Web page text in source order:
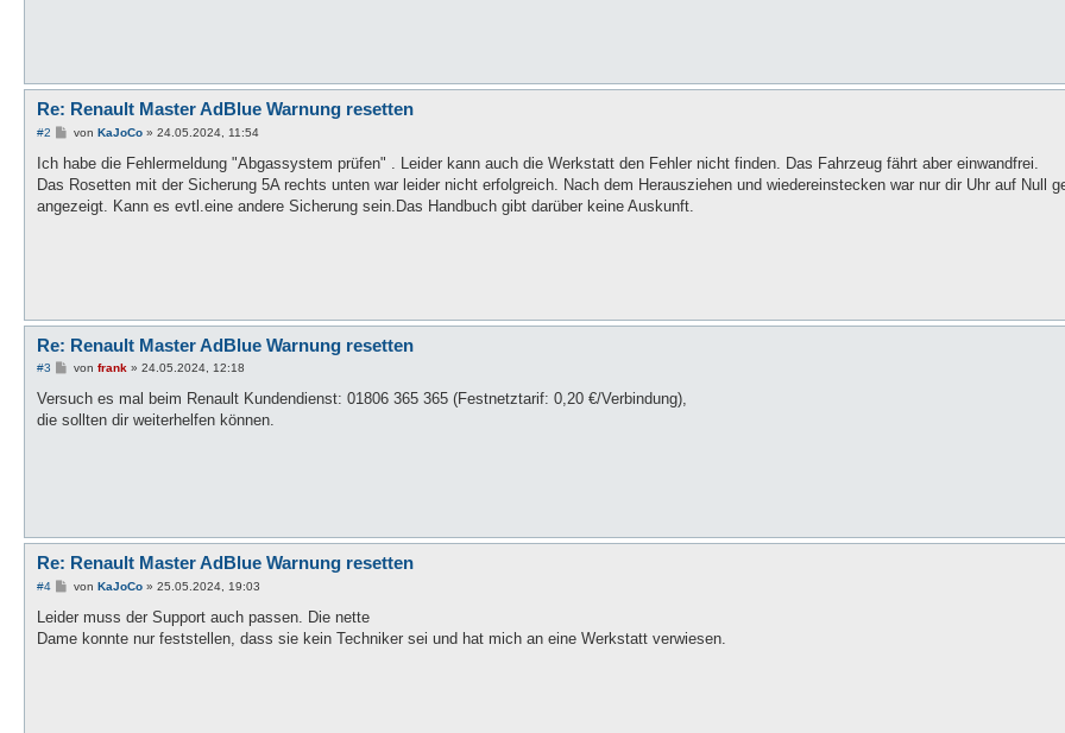
Re: Renault Master AdBlue Warnung resetten
#2
B
i
r
a
von KaJoCo» 24.05.2024, 11:54
Ich habe die Fehlermeldung "Abgassystem prüfen" . Leider kann auch die Werkstatt den Fehler nicht finden. Das Fahrzeug fährt aber einwandfrei.
Das Rosetten mit der Sicherung 5A rechts unten war leider nicht erfolgreich. Nach dem Herausziehen und wiedereinstecken war nur dir Uhr auf Null
angezeigt. Kann es evtl.eine andere Sicherung sein.Das Handbuch gibt darüber keine Auskunft.
Re: Renault Master AdBlue Warnung resetten
#3
B
i
r
von frank » 24.05.2024, 12:18
Versuch es mal beim Renault Kundendienst: 01806 365 365 (Festnetztarif: 0,20 €/Verbindung),
die sollten dir weiterhelfen können.
Re: Renault Master AdBlue Warnung resetten
#4
B
i
r
von KaJoCo» 25.05.2024, 19:03
Leider muss der Support auch passen. Die nette
Dame konnte nur feststellen, dass sie kein Techniker sei und hat mich an eine Werkstatt verwiesen.